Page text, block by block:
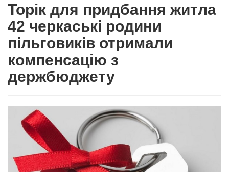
Торік для придбання житла
42 черкаські родини
пільговиків отримали
компенсацію з
держбюджету